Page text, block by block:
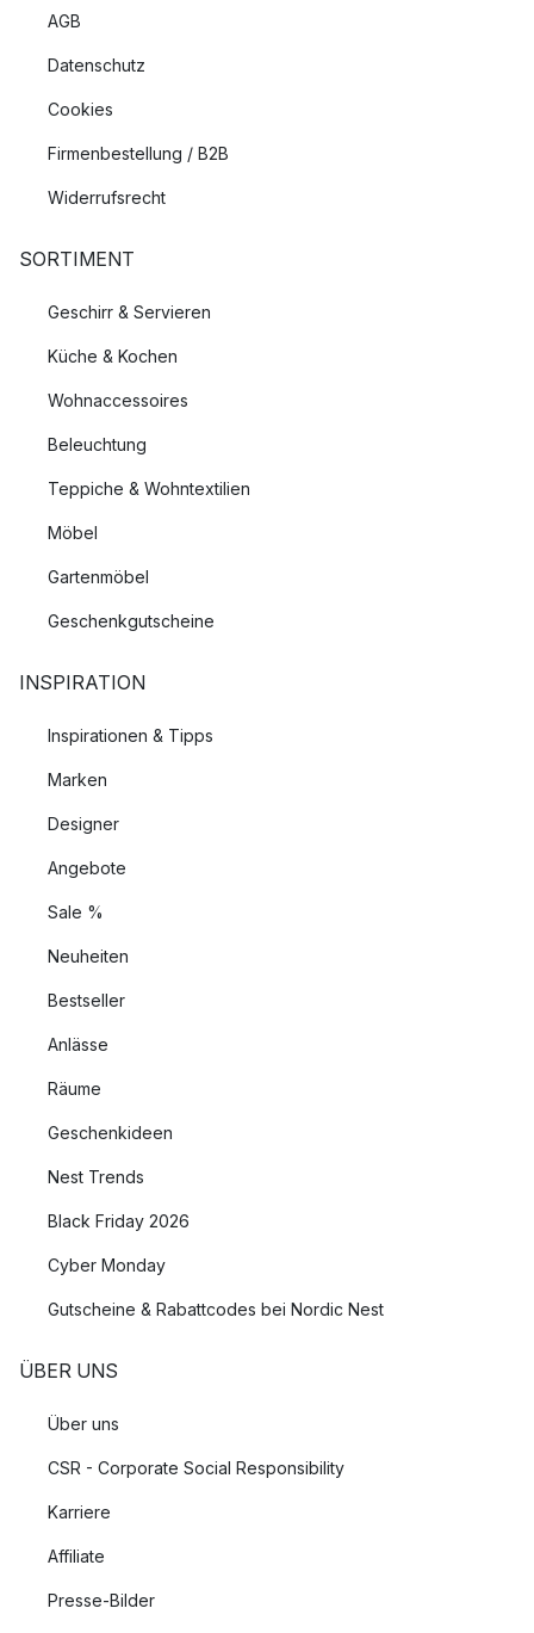
AGB
Datenschutz
Cookies
Firmenbestellung / B2B
Widerrufsrecht
SORTIMENT
Geschirr & Servieren
Küche & Kochen
Wohnaccessoires
Beleuchtung
Teppiche & Wohntextilien
Möbel
Gartenmöbel
Geschenkgutscheine
INSPIRATION
Inspirationen & Tipps
Marken
Designer
Angebote
Sale %
Neuheiten
Bestseller
Anlässe
Räume
Geschenkideen
Nest Trends
Black Friday 2026
Cyber Monday
Gutscheine & Rabattcodes bei Nordic Nest
ÜBER UNS
Über uns
CSR - Corporate Social Responsibility
Karriere
Affiliate
Presse-Bilder